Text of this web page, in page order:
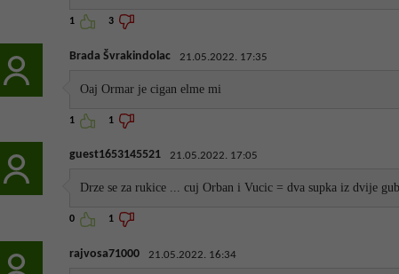
1 3
Brada Švrakindolac 21.05.2022. 17:35
Oaj Ormar je cigan elme mi
1 1
guest1653145521 21.05.2022. 17:05
Drze se za rukice ... cuj Orban i Vucic = dva supka iz dvije
0 1
rajvosa71000 21.05.2022. 16:34